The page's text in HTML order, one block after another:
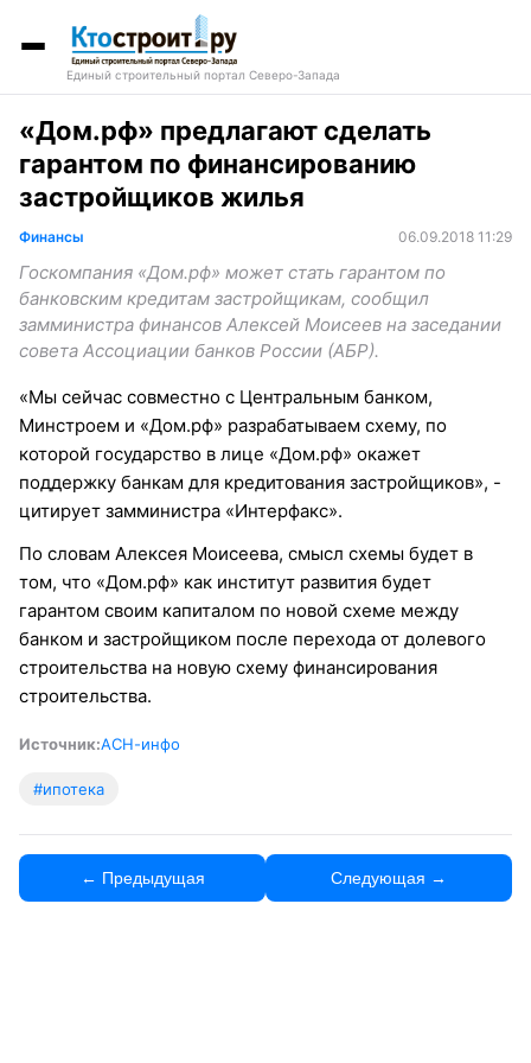
Единый строительный портал Северо-Запада
«Дом.рф» предлагают сделать
гарантом по финансированию
застройщиков жилья
Финансы 06.09.2018 11:29
Госкомпания «Дом.рф» может стать гарантом по
банковским кредитам застройщикам, сообщил
замминистра финансов Алексей Моисеев на заседании
совета Ассоциации банков России (АБР).
«Мы сейчас совместно с Центральным банком,
Минстроем и «Дом.рф» разрабатываем схему, по
которой государство в лице «Дом.рф» окажет
поддержку банкам для кредитования застройщиков», -
цитирует замминистра «Интерфакс».
По словам Алексея Моисеева, смысл схемы будет в
том, что «Дом.рф» как институт развития будет
гарантом своим капиталом по новой схеме между
банком и застройщиком после перехода от долевого
строительства на новую схему финансирования
строительства.
Источник:АСН-инфо
#ипотека
← Предыдущая Следующая →